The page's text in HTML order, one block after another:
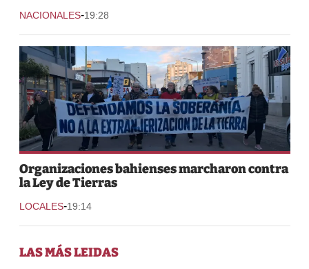
NACIONALES-19:28
Organizaciones bahienses marcharon contra
la Ley de Tierras
LOCALES-19:14
LAS MÁS LEIDAS